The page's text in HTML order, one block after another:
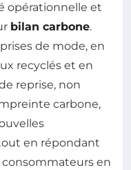
opérationnelle et
bilan carbone.
de mode, en
recyclés et en
reprise, non
carbone,
en répondant
en